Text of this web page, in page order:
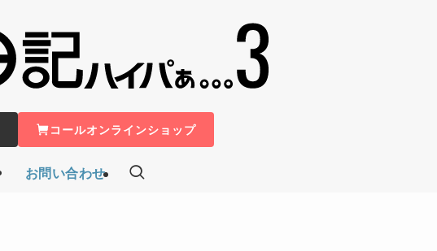
お問い合わせ
コールオンラインショップ